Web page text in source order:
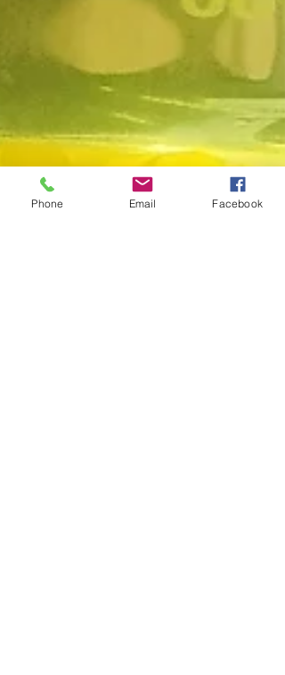
Phone Email Facebook